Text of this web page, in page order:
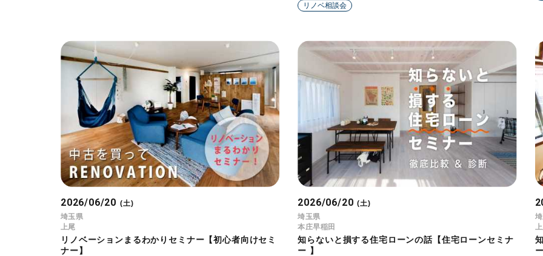
リノベ相談会
2026/06/20 (土)
埼玉県
上尾
リノベーションまるわかりセミナー【初心者向けセミ
ナー】
2026/06/20 (土)
埼玉県
本庄早稲田
知らないと損する住宅ローンの話【住宅ローンセミナ
ー 】